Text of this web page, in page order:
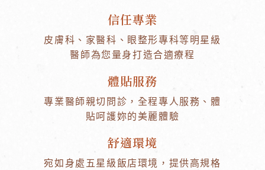
信任專業
皮膚科、家醫科、眼整形專科等明星級
醫師為您量身打造合適療程
體貼服務
專業醫師親切問診，全程專人服務、體
貼呵護妳的美麗體驗
舒適環境
宛如身處五星級飯店環境，提供高規格